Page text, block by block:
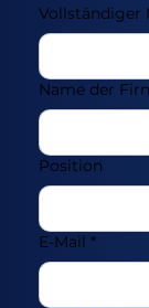
Vollständiger
Name der
Position
E-Mail *